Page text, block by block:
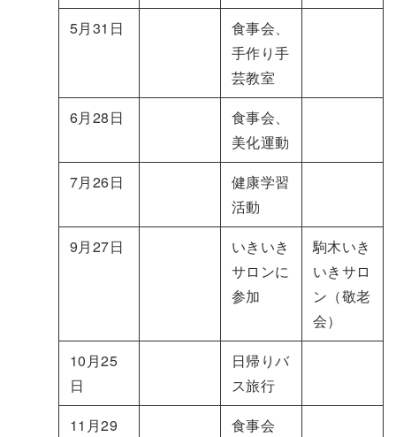
5月31日
食事会、
手作り手
芸教室
6月28日
食事会、
美化運動
7月26日
健康学習
活動
9月27日
いきいき
サロンに
参加
駒木いき
いきサロ
ン（敬老
会）
10月25
日
日帰りバ
ス旅行
11月29
食事会